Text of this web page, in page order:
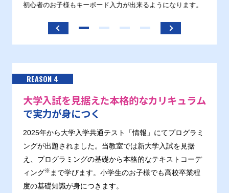
初心者のお子様もキーボード入力が出来るようになります。
REASON 4
大学入試を見据えた本格的なカリキュラム
で実力が身につく
2025年から大学入学共通テスト「情報」にてプログラミ
ングが出題されました。当教室では新大学入試を見据
え、プログラミングの基礎から本格的なテキストコーデ
ィング※ まで学びます。小学生のお子様でも高校卒業程
度の基礎知識が身につきます。